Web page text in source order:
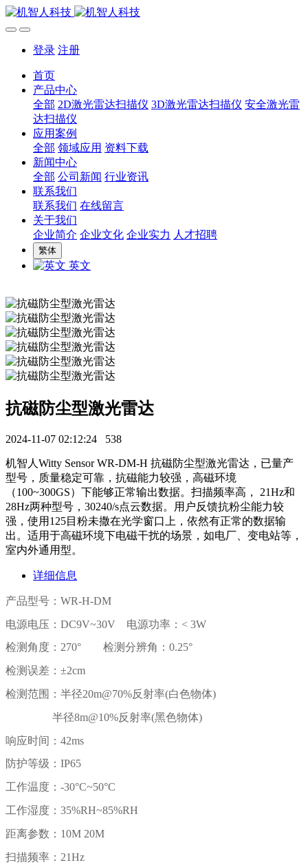
登录 注册
首页
产品中心
全部 2D激光雷达扫描仪 3D激光雷达扫描仪 安全激光雷
达扫描仪
应用案例
全部 领域应用 资料下载
新闻中心
全部 公司新闻 行业资讯
联系我们
联系我们 在线留言
关于我们
企业简介 企业文化 企业实力 人才招聘
繁体
英文
抗磁防尘型激光雷达
2024-11-07 02:12:24 538
机智人Witty Sensor WR-DM-H 抗磁防尘型激光雷达，已量产
型号，质量稳定可靠，抗磁能力较强，高磁环境
（100~300GS）下能够正常输出数据。扫描频率高， 21Hz和
28Hz两种型号，30240/s点云数据。用户反馈抗粉尘能力较
强，使用125目粉未撒在光学窗口上，依然有正常的数据输
出。适用于高磁环境下电磁干扰的场景，如电厂、变电站等，
室内外通用型。
详细信息
产品型号：WR-H-DM
电源电压：DC9V~30V 电源功率：< 3W
检测角度：270° 检测分辨角：0.25°
检测误差：±2cm
检测范围：半径20m@70%反射率(白色物体)
半径8m@10%反射率(黑色物体)
响应时间：42ms
防护等级：IP65
工作温度：-30°C~50°C
工作湿度：35%RH~85%RH
距离参数：10M 20M
扫描频率：21Hz